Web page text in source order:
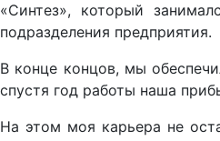
«Синтез», который
подразделения предприятия.
В конце концов, мы
спустя год работы наша
На этом моя карьера не